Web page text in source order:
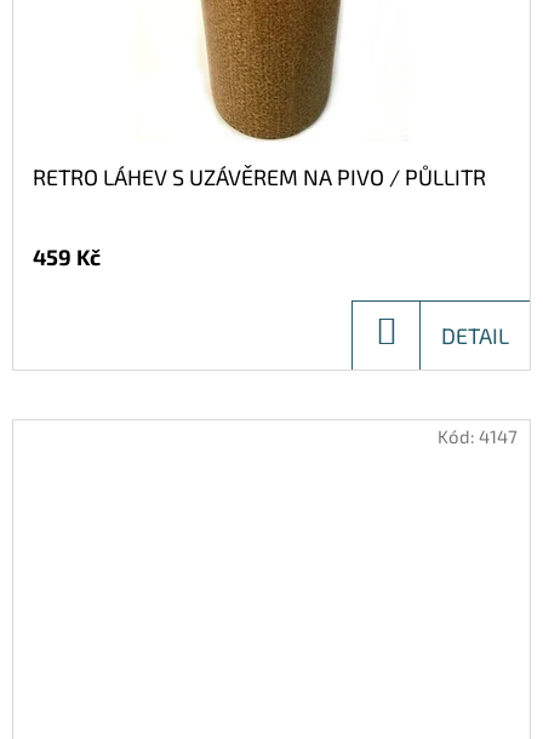
RETRO LÁHEV S UZÁVĚREM NA PIVO / PŮLLITR
459 Kč
KOŠÍKU
DETAIL
Kód: 4147